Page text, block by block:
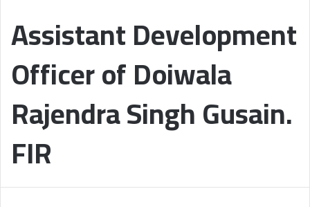
Assistant Development
Officer of Doiwala
Rajendra Singh Gusain.
FIR